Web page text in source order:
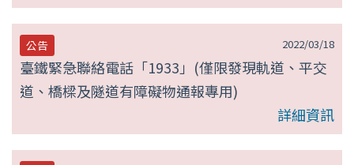
2022/03/18
公告
臺鐵緊急聯絡電話「1933」(僅限發現軌道、平交
道、橋樑及隧道有障礙物通報專用)
詳細資訊